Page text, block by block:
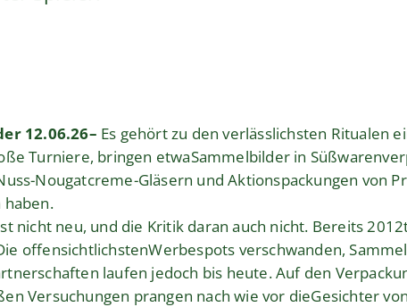
12.06.26– Es gehört zu den verlässlichsten Ritualen
Turniere, bringen etwaSammelbilder in
Nougatcreme-Gläsern und Aktionspackungen von
haben.
nicht neu, und die Kritik daran auch nicht. Bereits
offensichtlichstenWerbespots verschwanden,
laufen jedoch bis heute. Auf den
Versuchungen prangen nach wie vor dieGesichter